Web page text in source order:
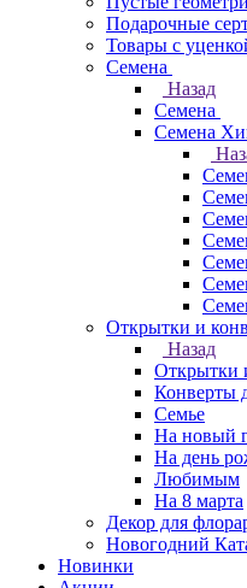
Подарочные
Товары с
Семена
Назад
Семена
Семена
Открытки и
Назад
Открытки
Конверты
Семье
На новый
На день
Любимым
На 8 марта
Декор для
Новогодний
Новинки